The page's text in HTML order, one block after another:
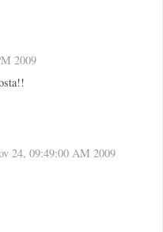
2009
24, 09:49:00 AM 2009